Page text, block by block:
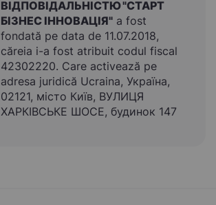
ВІДПОВІДАЛЬНІСТЮ "СТАРТ
БІЗНЕС ІННОВАЦІЯ" a fost
fondată pe data de 11.07.2018,
căreia i-a fost atribuit codul fiscal
42302220. Care activează pe
adresa juridică Ucraina, Україна,
02121, місто Київ, ВУЛИЦЯ
ХАРКІВСЬКЕ ШОСЕ, будинок 147